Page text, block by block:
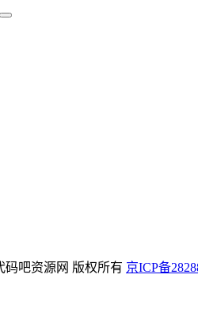
码吧资源网 版权所有 京ICP备